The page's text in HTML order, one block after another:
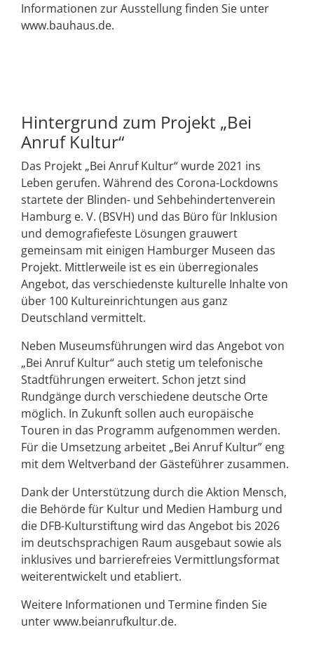
Informationen zur Ausstellung finden Sie unter
www.bauhaus.de.
Hintergrund zum Projekt „Bei
Anruf Kultur“
Das Projekt „Bei Anruf Kultur“ wurde 2021 ins
Leben gerufen. Während des Corona-Lockdowns
startete der Blinden- und Sehbehindertenverein
Hamburg e. V. (BSVH) und das Büro für Inklusion
und demografiefeste Lösungen grauwert
gemeinsam mit einigen Hamburger Museen das
Projekt. Mittlerweile ist es ein überregionales
Angebot, das verschiedenste kulturelle Inhalte von
über 100 Kultureinrichtungen aus ganz
Deutschland vermittelt.
Neben Museumsführungen wird das Angebot von
„Bei Anruf Kultur“ auch stetig um telefonische
Stadtführungen erweitert. Schon jetzt sind
Rundgänge durch verschiedene deutsche Orte
möglich. In Zukunft sollen auch europäische
Touren in das Programm aufgenommen werden.
Für die Umsetzung arbeitet „Bei Anruf Kultur” eng
mit dem Weltverband der Gästeführer zusammen.
Dank der Unterstützung durch die Aktion Mensch,
die Behörde für Kultur und Medien Hamburg und
die DFB-Kulturstiftung wird das Angebot bis 2026
im deutschsprachigen Raum ausgebaut sowie als
inklusives und barrierefreies Vermittlungsformat
weiterentwickelt und etabliert.
Weitere Informationen und Termine finden Sie
unter www.beianrufkultur.de.